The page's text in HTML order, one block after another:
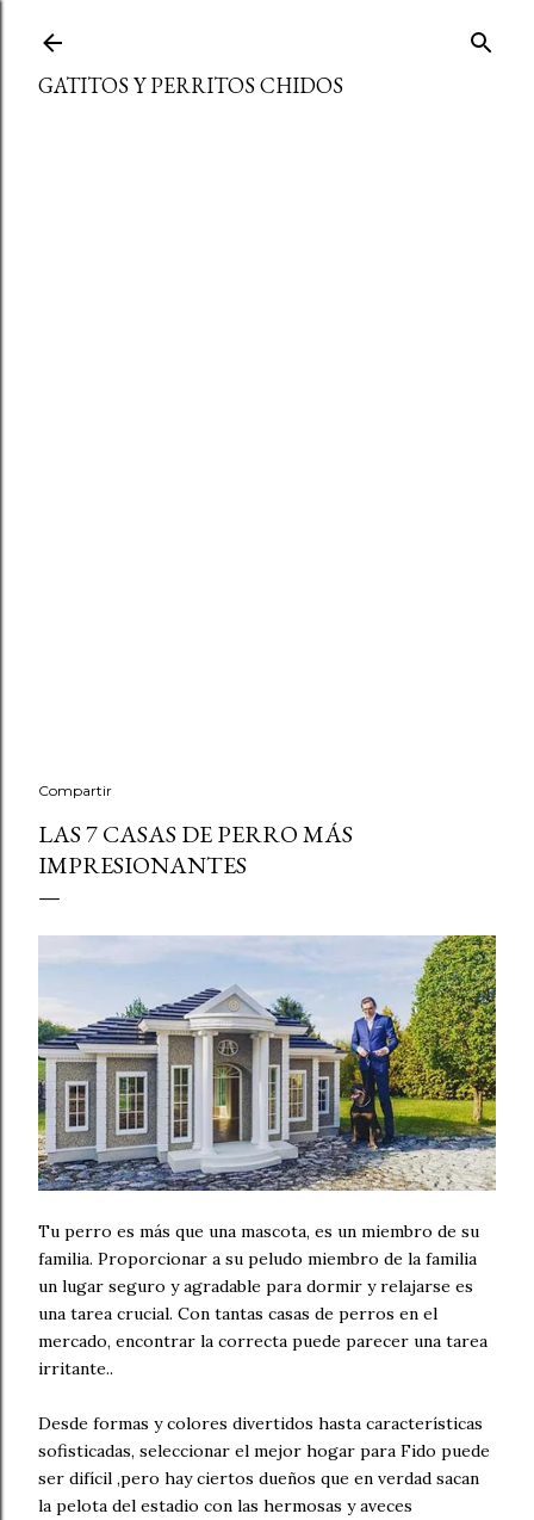
GATITOS Y PERRITOS CHIDOS
Compartir
LAS 7 CASAS DE PERRO MÁS
IMPRESIONANTES
Tu perro es más que una mascota, es un miembro de su
familia. Proporcionar a su peludo miembro de la familia
un lugar seguro y agradable para dormir y relajarse es
una tarea crucial. Con tantas casas de perros en el
mercado, encontrar la correcta puede parecer una tarea
irritante..
Desde formas y colores divertidos hasta características
sofisticadas, seleccionar el mejor hogar para Fido puede
ser difícil ,pero hay ciertos dueños que en verdad sacan
la pelota del estadio con las hermosas y aveces